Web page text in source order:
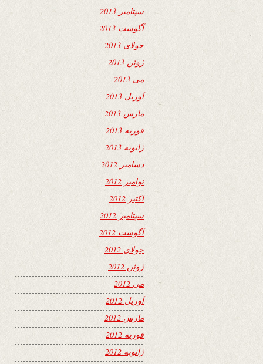
سپتامبر 2013
آگوست 2013
جولای 2013
ژوئن 2013
می 2013
آوریل 2013
مارس 2013
فوریه 2013
ژانویه 2013
دسامبر 2012
نوامبر 2012
اکتبر 2012
سپتامبر 2012
آگوست 2012
جولای 2012
ژوئن 2012
می 2012
آوریل 2012
مارس 2012
فوریه 2012
ژانویه 2012